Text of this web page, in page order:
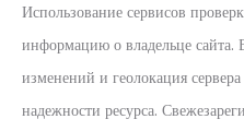
Использование сервисов
информацию о владельце сайта.
изменений и геолокация
надежности ресурса.